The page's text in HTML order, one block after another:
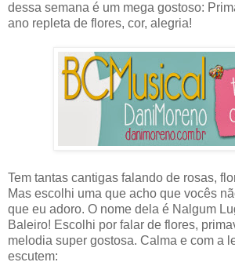
dessa semana é um mega gostoso:
ano repleta de flores, cor, alegria!
Tem tantas cantigas falando de rosas,
Mas escolhi uma que acho que vocês
que eu adoro. O nome dela é Nalgum
Baleiro! Escolhi por falar de flores,
melodia super gostosa. Calma e com a
escutem: